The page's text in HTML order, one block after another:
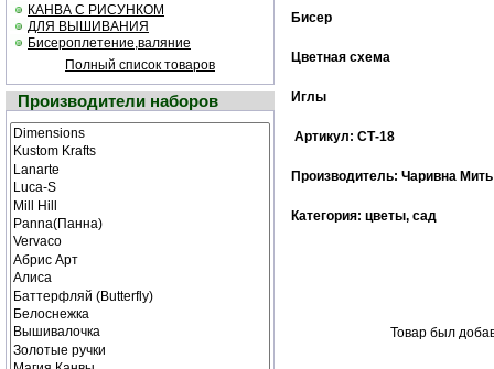
КАНВА С РИСУНКОМ
ДЛЯ ВЫШИВАНИЯ
Бисероплетение,валяние
Полный список товаров
Производители наборов
Бисер
Цветная схема
Иглы
Артикул: СТ-18
Производитель: Чаривна Мить
Категория: цветы, сад
Товар был